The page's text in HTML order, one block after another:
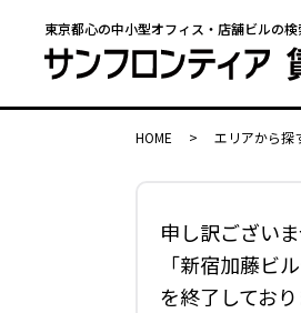
東京都心の中小型オフィス・店舗ビルの検
HOME > エリアから探
申し訳ございま
「新宿加藤ビ
を終了しており